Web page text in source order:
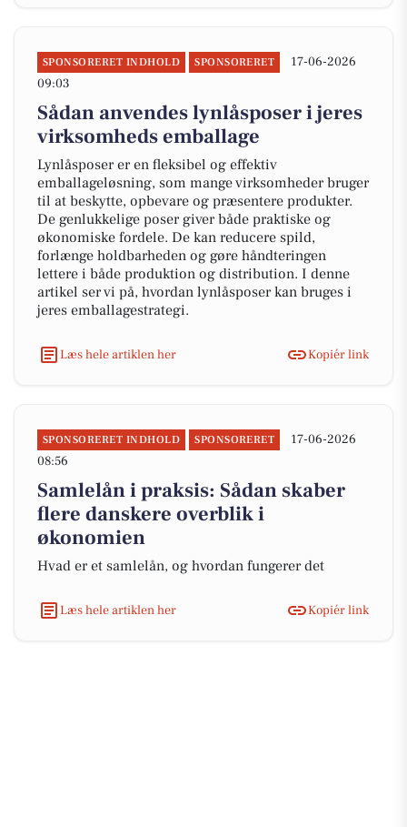
SPONSORERET INDHOLD SPONSORERET
17-06-2026
09:03
Sådan anvendes lynlåsposer i jeres
virksomheds emballage
Lynlåsposer er en fleksibel og effektiv
emballageløsning, som mange virksomheder bruger
til at beskytte, opbevare og præsentere produkter.
De genlukkelige poser giver både praktiske og
økonomiske fordele. De kan reducere spild,
forlænge holdbarheden og gøre håndteringen
lettere i både produktion og distribution. I denne
artikel ser vi på, hvordan lynlåsposer kan bruges i
jeres emballagestrategi.
Læs hele artiklen her Kopiér link
SPONSORERET INDHOLD SPONSORERET
17-06-2026
08:56
Samlelån i praksis: Sådan skaber
flere danskere overblik i
økonomien
Hvad er et samlelån, og hvordan fungerer det
Læs hele artiklen her Kopiér link